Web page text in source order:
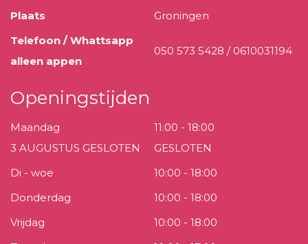
Plaats
Groningen
Telefoon / Whattsapp
alleen appen
050 573 5428 / 0610031194
Openingstijden
Maandag
3 AUGUSTUS GESLOTEN
11:00 - 18:00
GESLOTEN
Di - woe
10:00 - 18:00
Donderdag
10:00 - 18:00
Vrijdag
10:00 - 18:00